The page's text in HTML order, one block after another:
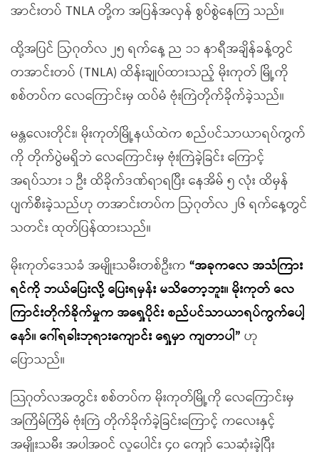
အာင်းတပ် TNLA တို့က အပြန်အလှန် စွပ်စွဲနေကြ သည်။
ထို့အပြင် ဩဂုတ်လ ၂၅ ရက်နေ့ ည ၁၁ နာရီအချိန်ခန့်တွင်
တအာင်းတပ် (TNLA) ထိန်းချုပ်ထားသည့် မိုးကုတ် မြို့ကို
စစ်တပ်က လေကြောင်းမှ ထပ်မံ ဗုံးကြဲတိုက်ခိုက်ခဲ့သည်။
မန္တလေးတိုင်း၊ မိုးကုတ်မြို့နယ်ထဲက စည်ပင်သာယာရပ်ကွက်
ကို တိုက်ပွဲမရှိဘဲ လေကြောင်းမှ ဗုံးကြဲခဲ့ခြင်း ကြောင့်
အရပ်သား ၁ ဦး ထိခိုက်ဒဏ်ရာရပြီး နေအိမ် ၅ လုံး ထိမှန်
ပျက်စီးခဲ့သည်ဟု တအာင်းတပ်က ဩဂုတ်လ ၂၆ ရက်နေ့တွင်
သတင်း ထုတ်ပြန်ထားသည်။
မိုးကုတ်ဒေသခံ အမျိုးသမီးတစ်ဦးက “အခုကလေ အသံကြား
ရင်ကို ဘယ်ပြေးလို့ ပြေးရမှန်း မသိတော့ဘူး။ မိုးကုတ် လေ
ကြာင်းတိုက်ခိုက်မှုက အရှေ့ပိုင်း စည်ပင်သာယာရပ်ကွက်ပေါ့
နော်။ ဂေါ်ရခါးဘုရားကျောင်း ရှေ့မှာ ကျတာပါ” ဟု
ပြောသည်။
သြဂုတ်လအတွင်း စစ်တပ်က မိုးကုတ်မြို့ကို လေကြောင်းမှ
အကြိမ်ကြိမ် ဗုံးကြဲ တိုက်ခိုက်ခဲ့ခြင်းကြောင့် ကလေးနှင့်
အမျိုးသမီး အပါအဝင် လူပေါင်း ၄၀ ကျော် သေဆုံးခဲ့ပြီး